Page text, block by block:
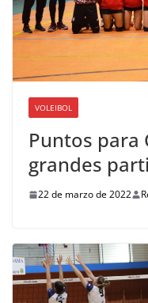
VOLEIBOL
Puntos para
grandes
22 de marzo de 2022